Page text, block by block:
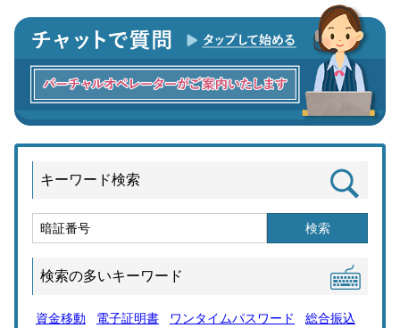
キーワード検索
検索
検索の多いキーワード
資金移動 電子証明書 ワンタイムパスワード
総合振込